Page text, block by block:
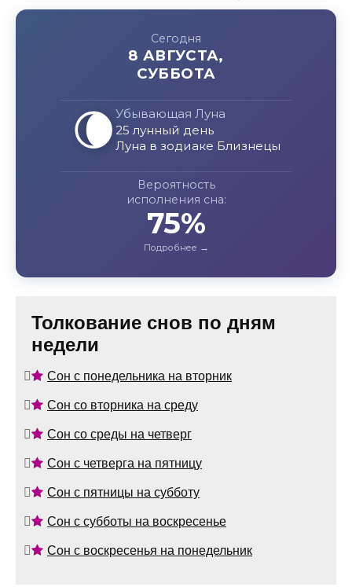
Сегодня
8 АВГУСТА,
СУББОТА
🌘 Убывающая Луна
25 лунный день
Луна в зодиаке Близнецы
Вероятность
исполнения сна:
75%
Толкование снов по дням
недели
Сон с понедельника на вторник
Сон со вторника на среду
Сон со среды на четверг
Сон с четверга на пятницу
Сон с пятницы на субботу
Сон с субботы на воскресенье
Сон с воскресенья на понедельник